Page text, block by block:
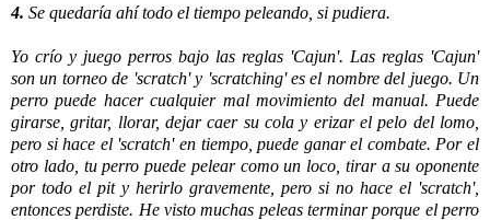
4. Se quedaría ahí todo el tiempo peleando, si pudiera.
Yo crío y juego perros bajo las reglas 'Cajun'. Las reglas 'Cajun'
son un torneo de 'scratch' y 'scratching' es el nombre del juego. Un
perro puede hacer cualquier mal movimiento del manual. Puede
girarse, gritar, llorar, dejar caer su cola y erizar el pelo del lomo,
pero si hace el 'scratch' en tiempo, puede ganar el combate. Por el
otro lado, tu perro puede pelear como un loco, tirar a su oponente
por todo el pit y herirlo gravemente, pero si no hace el 'scratch',
entonces perdiste. He visto muchas peleas terminar porque el perro